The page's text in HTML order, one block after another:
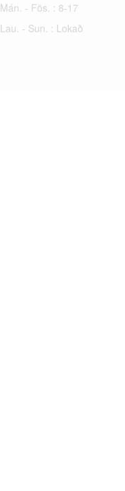
Mán. - Fös. : 8-17
Lau. - Sun. : Lokað